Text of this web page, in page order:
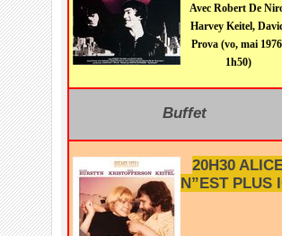
Avec Robert De
Harvey Keitel,
Prova (vo, mai
1h50)
Buffet
20H30
N”EST PLUS